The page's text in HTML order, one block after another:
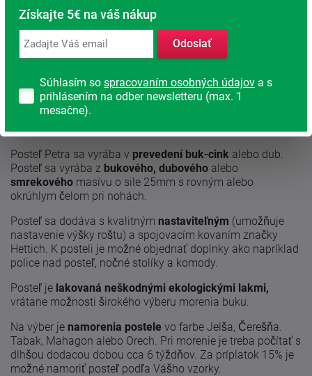
Nájdite vhodný matrac
Rodinná firma
S tradíciou od roku 1991
Popis produktu
Posteľ Petra sa vyrába v prevedení buk-cink alebo dub.
Posteľ sa vyrába z bukového, dubového alebo
smrekového masívu o sile 25mm s rovným alebo
okrúhlym čelom pri nohách.
Posteľ sa dodáva s kvalitným nastaviteľným (umožňuje
nastavenie výšky roštu) a spojovacím kovaním značky
Hettich. K posteli je možné objednať doplnky ako napríklad
police nad posteľ, nočné stolíky a komody.
Posteľ je lakovaná neškodnými ekologickými lakmi,
vrátane možnosti širokého výberu morenia buku.
Na výber je namorenia postele vo farbe Jelša, Čerešňa.
Tabak, Mahagon alebo Orech. Pri morenie je treba počítať s
dlhšou dodacou dobou cca 6 týždňov. Za príplatok 15% je
možné namoriť posteľ podľa Vášho vzorky.
Získajte 5€ na váš nákup
Odoslať
Súhlasím so spracovaním osobných údajov a s
prihlásením na odber newsletteru (max. 1
mesačne).